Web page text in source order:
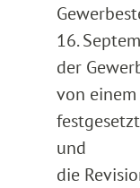
16.
der
von
und
die